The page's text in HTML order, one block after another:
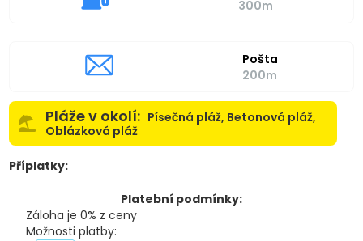
300m
Pošta
200m
Pláže v okolí: Písečná pláž, Betonová pláž,
Oblázková pláž
Příplatky:
Platební podmínky:
Záloha je 0% z ceny
Možnosti platby: